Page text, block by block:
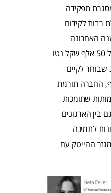
תפקידה
רבות לקידום
האחרונה
החליטה החברה להעניק מימון של 50 אלף שקל נטו
לקיים
החברה תורמת
שתומכות
בין הארגונים
לתמיכה
ההייטק עם